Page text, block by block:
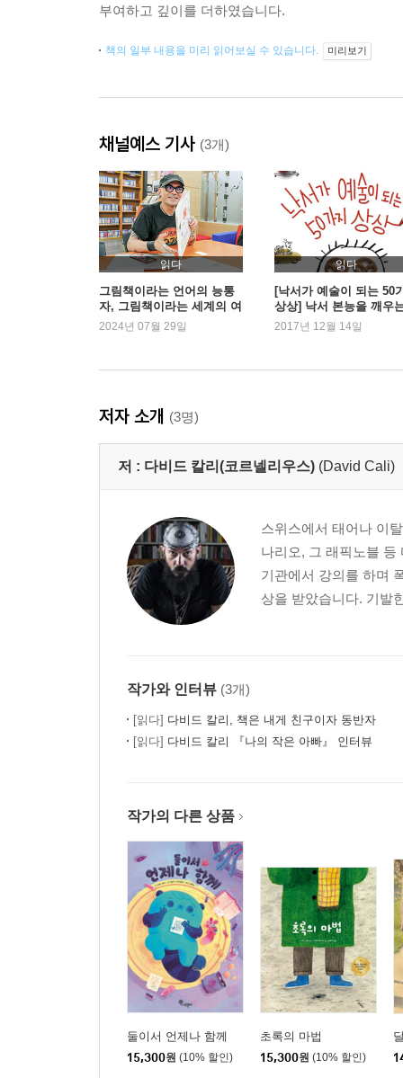
부여하고 깊이를 더하였습니다.
책의 일부 내용을 미리 읽어보실 수 있습니다. 미리보기
채널예스 기사 (3개)
읽다
그림책이라는 언어의 능통
자, 그림책이라는 세계의 여
행자
2024년 07월 29일
읽다
[낙서가 예술이 되는 50
상상] 낙서 본능을 깨우
책
2017년 12월 14일
저자 소개 (3명)
저 : 다비드 칼리(코르넬리우스) (David Cali)
스위스에서 태어나 이
나리오, 그 래픽노블
기관에서 강의를 하며
상을 받았습니다. 기발
작가와 인터뷰 (3개)
[읽다] 다비드 칼리, 책은 내게 친구이자 동반자
[읽다] 다비드 칼리 『나의 작은 아빠』 인터뷰
작가의 다른 상품
둘이서 언제나 함께
15,300원 (10% 할인)
초록의 마법
15,300원 (10% 할인)